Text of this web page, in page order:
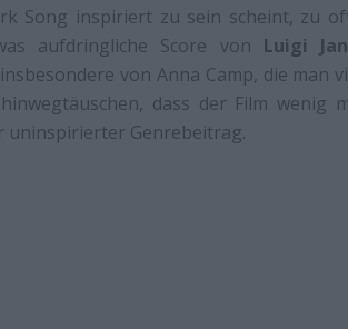
Song inspiriert zu sein scheint, zu
aufdringliche Score von Luigi
von Anna Camp, die man
dass der Film wenig
uninspirierter Genrebeitrag.